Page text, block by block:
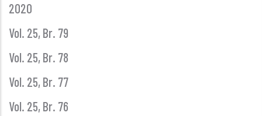
2020
Vol. 25, Br. 79
Vol. 25, Br. 78
Vol. 25, Br. 77
Vol. 25, Br. 76